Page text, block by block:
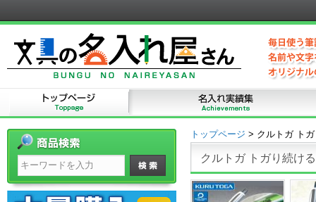
トップページ > クルトガ ト
クルトガ トガり続け